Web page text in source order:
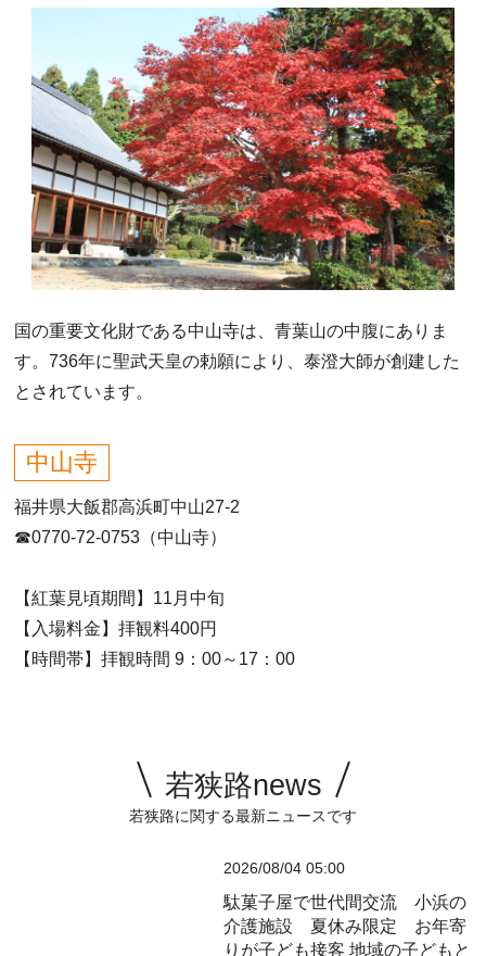
国の重要文化財である中山寺は、青葉山の中腹にありま
す。736年に聖武天皇の勅願により、泰澄大師が創建した
とされています。
中山寺
福井県大飯郡高浜町中山27-2
☎0770-72-0753（中山寺）
【紅葉見頃期間】11月中旬
【入場料金】拝観料400円
【時間帯】拝観時間 9：00～17：00
若狭路news
若狭路に関する最新ニュースです
2026/08/04 05:00
駄菓子屋で世代間交流 小浜の
介護施設 夏休み限定 お年寄
りが子ども接客 地域の子どもと